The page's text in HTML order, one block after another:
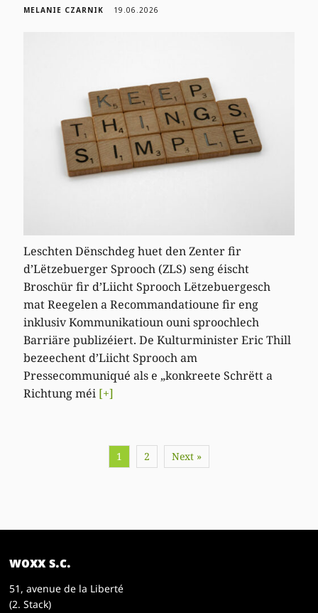
MELANIE CZARNIK 19.06.2026
Leschten Dënschdeg huet den Zenter fir
d’Lëtzebuerger Sprooch (ZLS) seng éischt
Broschür fir d’Liicht Sprooch Lëtzebuergesch
mat Reegelen a Recommandatioune fir eng
inklusiv Kommunikatioun ouni sproochlech
Barriäre publizéiert. De Kulturminister Eric Thill
bezeechent d’Liicht Sprooch am
Pressecommuniqué als e „konkreete Schrëtt a
Richtung méi [+]
1 2 Next »
woxx s.c.
51, avenue de la Liberté
(2. Stack)